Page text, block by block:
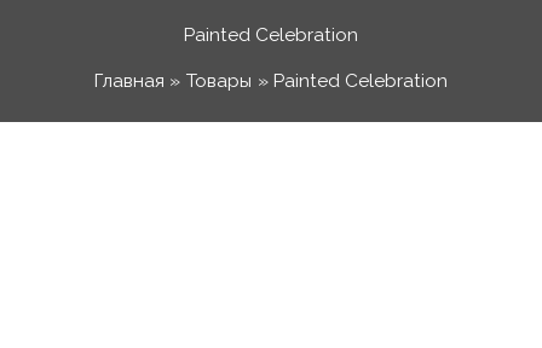
содержимому
Painted Celebration
Главная
Товары Painted Celebration